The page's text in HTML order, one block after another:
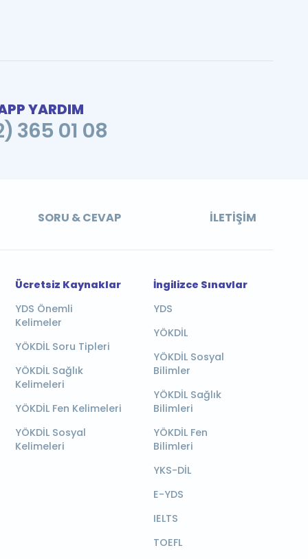
YARDIM
365 01 08
SORU & CEVAP İLETIŞIM
Ücretsiz Kaynaklar
YDS Önemli
Kelimeler
YÖKDİL Soru Tipleri
YÖKDİL Sağlık
Kelimeleri
YÖKDİL Fen Kelimeleri
YÖKDİL Sosyal
Kelimeleri
İngilizce Sınavlar
YDS
YÖKDİL
YÖKDİL Sosyal
Bilimler
YÖKDİL Sağlık
Bilimleri
YÖKDİL Fen
Bilimleri
YKS-DİL
E-YDS
IELTS
TOEFL